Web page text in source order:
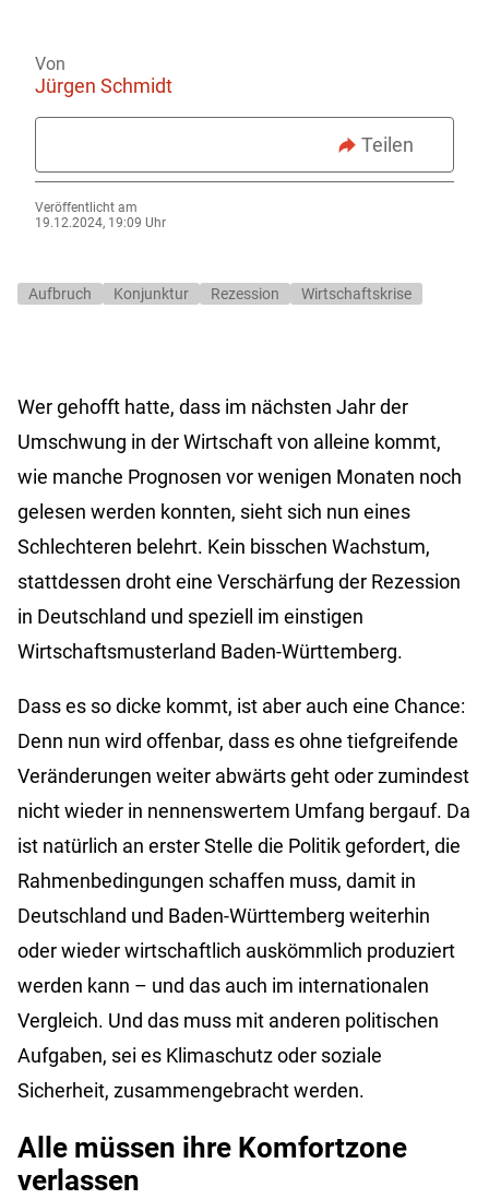
Von
Jürgen Schmidt
Teilen
Veröffentlicht am
19.12.2024, 19:09 Uhr
Aufbruch Konjunktur Rezession Wirtschaftskrise
Wer gehofft hatte, dass im nächsten Jahr der
Umschwung in der Wirtschaft von alleine kommt,
wie manche Prognosen vor wenigen Monaten noch
gelesen werden konnten, sieht sich nun eines
Schlechteren belehrt. Kein bisschen Wachstum,
stattdessen droht eine Verschärfung der Rezession
in Deutschland und speziell im einstigen
Wirtschaftsmusterland Baden-Württemberg.
Dass es so dicke kommt, ist aber auch eine Chance:
Denn nun wird offenbar, dass es ohne tiefgreifende
Veränderungen weiter abwärts geht oder zumindest
nicht wieder in nennenswertem Umfang bergauf. Da
ist natürlich an erster Stelle die Politik gefordert, die
Rahmenbedingungen schaffen muss, damit in
Deutschland und Baden-Württemberg weiterhin
oder wieder wirtschaftlich auskömmlich produziert
werden kann – und das auch im internationalen
Vergleich. Und das muss mit anderen politischen
Aufgaben, sei es Klimaschutz oder soziale
Sicherheit, zusammengebracht werden.
Alle müssen ihre Komfortzone
verlassen